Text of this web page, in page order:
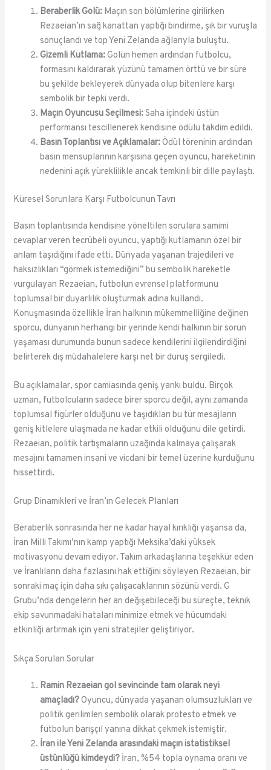
Beraberlik Golü: Maçın son bölümlerine girilirken
Rezaeian’ın sağ kanattan yaptığı bindirme, şık bir vuruşla
sonuçlandı ve top Yeni Zelanda ağlarıyla buluştu.
Gizemli Kutlama:Golün hemen ardından futbolcu,
formasını kaldırarak yüzünü tamamen örttü ve bir süre
bu şekilde bekleyerek dünyada olup bitenlere karşı
sembolik bir tepki verdi.
Maçın Oyuncusu Seçilmesi:Saha içindeki üstün
performansı tescillenerek kendisine ödülü takdim edildi.
Basın Toplantısı ve Açıklamalar:Ödül töreninin ardından
basın mensuplarının karşısına geçen oyuncu, hareketinin
nedenini açık yüreklilikle ancak temkinli bir dille paylaştı.
Küresel Sorunlara Karşı Futbolcunun Tavrı
Basın toplantısında kendisine yöneltilen sorulara samimi
cevaplar veren tecrübeli oyuncu, yaptığı kutlamanın özel bir
anlam taşıdığını ifade etti. Dünyada yaşanan trajedileri ve
haksızlıkları “görmek istemediğini” bu sembolik hareketle
vurgulayan Rezaeian, futbolun evrensel platformunu
toplumsal bir duyarlılık oluşturmak adına kullandı.
Konuşmasında özellikle İran halkının mükemmelliğine değinen
sporcu, dünyanın herhangi bir yerinde kendi halkının bir sorun
yaşaması durumunda bunun sadece kendilerini ilgilendirdiğini
belirterek dış müdahalelere karşı net bir duruş sergiledi.
Bu açıklamalar, spor camiasında geniş yankı buldu. Birçok
uzman, futbolcuların sadece birer sporcu değil, aynı zamanda
toplumsal figürler olduğunu ve taşıdıkları bu tür mesajların
geniş kitlelere ulaşmada ne kadar etkili olduğunu dile getirdi.
Rezaeian, politik tartışmaların uzağında kalmaya çalışarak
mesajını tamamen insani ve vicdani bir temel üzerine kurduğunu
hissettirdi.
Grup Dinamikleri ve İran’ın Gelecek Planları
Beraberlik sonrasında her ne kadar hayal kırıklığı yaşansa da,
İran Milli Takımı’nın kamp yaptığı Meksika’daki yüksek
motivasyonu devam ediyor. Takım arkadaşlarına teşekkür eden
ve İranlıların daha fazlasını hak ettiğini söyleyen Rezaeian, bir
sonraki maç için daha sıkı çalışacaklarının sözünü verdi. G
Grubu’nda dengelerin her an değişebileceği bu süreçte, teknik
ekip savunmadaki hataları minimize etmek ve hücumdaki
etkinliği artırmak için yeni stratejiler geliştiriyor.
Sıkça Sorulan Sorular
Ramin Rezaeian gol sevincinde tam olarak neyi
amaçladı?Oyuncu, dünyada yaşanan olumsuzlukları ve
politik gerilimleri sembolik olarak protesto etmek ve
futbolun barışçıl yanına dikkat çekmek istemiştir.
İran ile Yeni Zelanda arasındaki maçın istatistiksel
üstünlüğü kimdeydi? İran, %54 topla oynama oranı ve